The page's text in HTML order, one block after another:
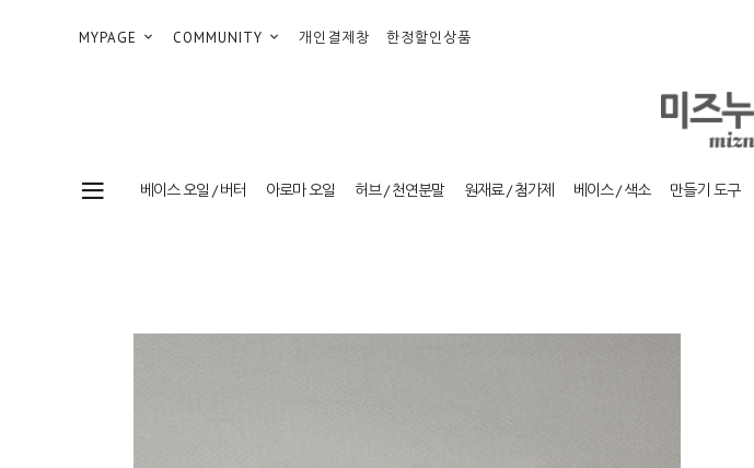
MYPAGE COMMUNITY 개인결제창 한정할인상품
베이스 오일 / 버터 아로마 오일 허브 / 천연분말 원재료 / 첨가제 베이스 / 색소 만들기 도구